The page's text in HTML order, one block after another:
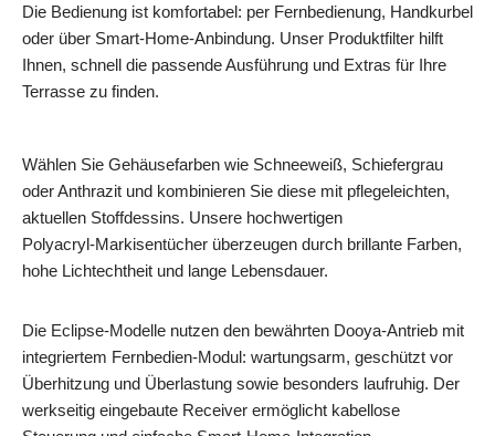
Die Bedienung ist komfortabel: per Fernbedienung, Handkurbel
oder über Smart‑Home-Anbindung. Unser Produktfilter hilft
Ihnen, schnell die passende Ausführung und Extras für Ihre
Terrasse zu finden.
Wählen Sie Gehäusefarben wie Schneeweiß, Schiefergrau
oder Anthrazit und kombinieren Sie diese mit pflegeleichten,
aktuellen Stoffdessins. Unsere hochwertigen
Polyacryl‑Markisentücher überzeugen durch brillante Farben,
hohe Lichtechtheit und lange Lebensdauer.
Die Eclipse‑Modelle nutzen den bewährten Dooya‑Antrieb mit
integriertem Fernbedien‑Modul: wartungsarm, geschützt vor
Überhitzung und Überlastung sowie besonders laufruhig. Der
werkseitig eingebaute Receiver ermöglicht kabellose